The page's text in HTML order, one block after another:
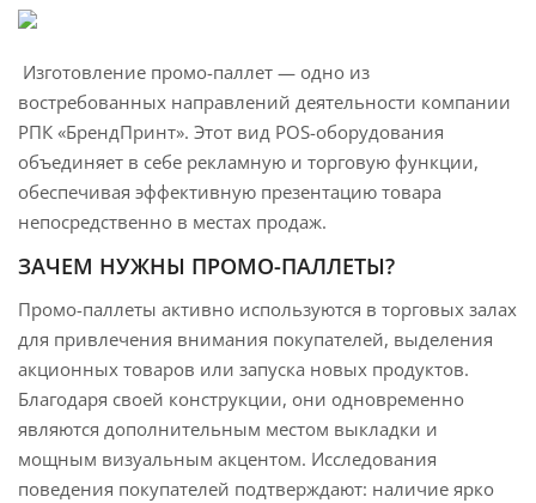
Изготовление промо-паллет — одно из
востребованных направлений деятельности компании
РПК «БрендПринт». Этот вид POS-оборудования
объединяет в себе рекламную и торговую функции,
обеспечивая эффективную презентацию товара
непосредственно в местах продаж.
ЗАЧЕМ НУЖНЫ ПРОМО-ПАЛЛЕТЫ?
Промо-паллеты активно используются в торговых залах
для привлечения внимания покупателей, выделения
акционных товаров или запуска новых продуктов.
Благодаря своей конструкции, они одновременно
являются дополнительным местом выкладки и
мощным визуальным акцентом. Исследования
поведения покупателей подтверждают: наличие ярко